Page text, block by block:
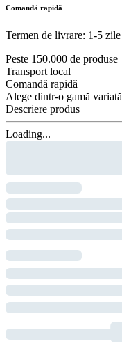
Comandă rapidă
Termen de livrare: 1-5 zile
Peste 150.000 de produse
Transport local
Comandă rapidă
Alege dintr-o gamă variată
Descriere produs
Loading...